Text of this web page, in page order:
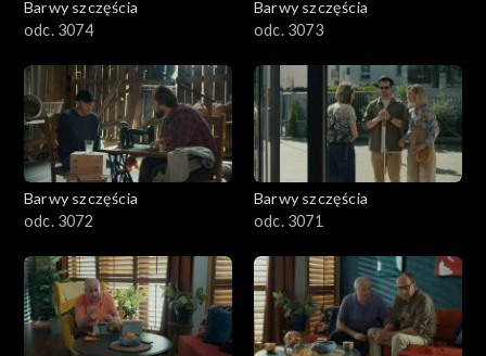
Barwy szczęścia
odc. 3074
Barwy szczęścia
odc. 3073
Barwy szczęścia
odc. 3072
Barwy szczęścia
odc. 3071